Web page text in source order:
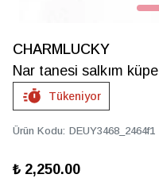
CHARMLUCKY
Nar tanesi salkım küpe
Tükeniyor
Ürün Kodu: DEUY3468_2464f1
₺ 2,250.00